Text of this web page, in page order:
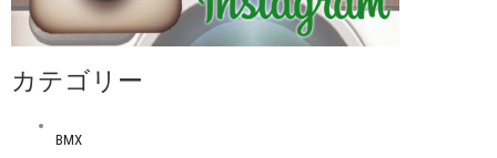
カテゴリー
BMX